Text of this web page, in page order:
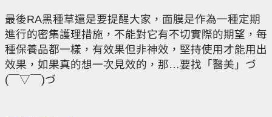
最後RA黑種草還是要提醒大家，面膜是作為一種定期
進行的密集護理措施，不能對它有不切實際的期望，每
種保養品都一樣，有效果但非神效，堅持使用才能用出
效果，如果真的想一次見效的，那…要找「醫美」づ
(￣▽￣)づ